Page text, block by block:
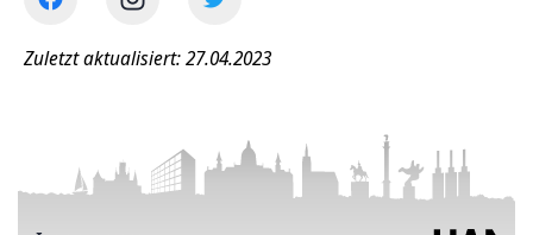
Zuletzt aktualisiert: 27.04.2023